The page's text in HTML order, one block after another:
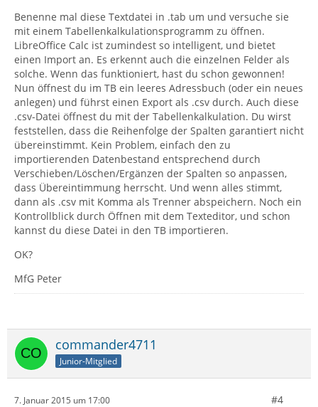
Benenne mal diese Textdatei in .tab um und versuche sie
mit einem Tabellenkalkulationsprogramm zu öffnen.
LibreOffice Calc ist zumindest so intelligent, und bietet
einen Import an. Es erkennt auch die einzelnen Felder als
solche. Wenn das funktioniert, hast du schon gewonnen!
Nun öffnest du im TB ein leeres Adressbuch (oder ein neues
anlegen) und führst einen Export als .csv durch. Auch diese
.csv-Datei öffnest du mit der Tabellenkalkulation. Du wirst
feststellen, dass die Reihenfolge der Spalten garantiert nicht
übereinstimmt. Kein Problem, einfach den zu
importierenden Datenbestand entsprechend durch
Verschieben/Löschen/Ergänzen der Spalten so anpassen,
dass Übereintimmung herrscht. Und wenn alles stimmt,
dann als .csv mit Komma als Trenner abspeichern. Noch ein
Kontrollblick durch Öffnen mit dem Texteditor, und schon
kannst du diese Datei in den TB importieren.
OK?
MfG Peter
commander4711
Junior-Mitglied
7. Januar 2015 um 17:00 #4